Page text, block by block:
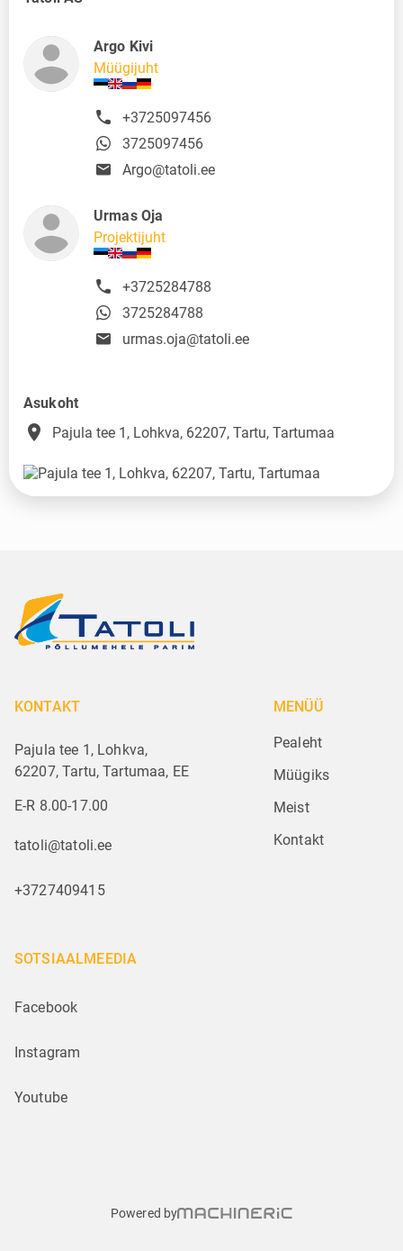
Argo Kivi
Müügijuht
+3725097456
3725097456
Argo@tatoli.ee
Urmas Oja
Projektijuht
+3725284788
3725284788
urmas.oja@tatoli.ee
Asukoht
place Pajula tee 1, Lohkva, 62207, Tartu, Tartumaa
KONTAKT
Pajula tee 1, Lohkva,
62207, Tartu, Tartumaa, EE
E-R 8.00-17.00
tatoli@tatoli.ee
+3727409415
MENÜÜ
Pealeht
Müügiks
Meist
Kontakt
SOTSIAALMEEDIA
Facebook
Instagram
Youtube
Powered by